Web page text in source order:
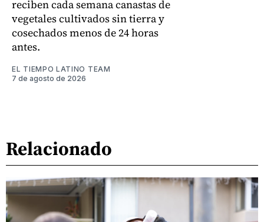
reciben cada semana canastas de
vegetales cultivados sin tierra y
cosechados menos de 24 horas
antes.
EL TIEMPO LATINO TEAM
7 de agosto de 2026
Relacionado